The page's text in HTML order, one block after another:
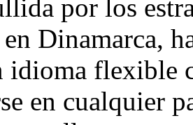
por los
Dinamarca,
idioma flexible
en cualquier